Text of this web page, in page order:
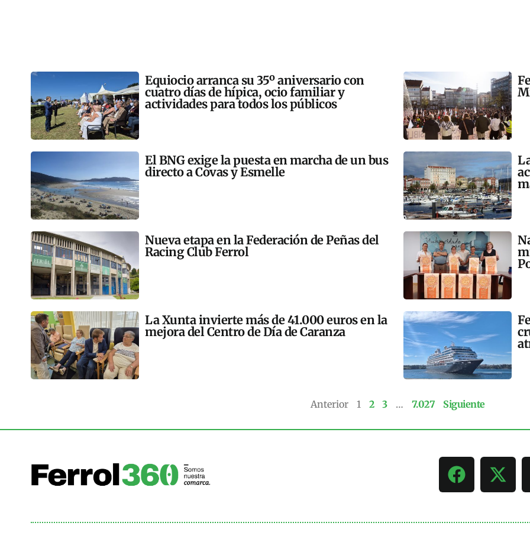
Equiocio arranca su 35º aniversario con
cuatro días de hípica, ocio familiar y
actividades para todos los públicos
El BNG exige la puesta en marcha de un bus
directo a Covas y Esmelle
Nueva etapa en la Federación de Peñas del
Racing Club Ferrol
La Xunta invierte más de 41.000 euros en la
mejora del Centro de Día de Caranza
Anterior 1 2 3 … 7.027 Siguiente